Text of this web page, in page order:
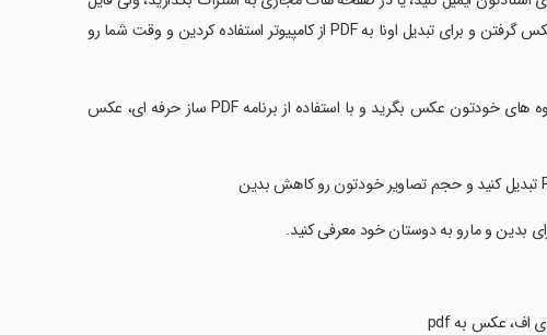
خودتون رو به صورت PDF در اختیار ندارین و از جزو و جواب تمریناتون عکس گرفتن و برای تبدیل اونا به PDF از کامپیوتر استفاده کردین و وقت شما رو
‏برنامه PDF ساز حرفه ای این کار رو برای شما راحت کرده می تونید از جروه های خودتون عکس بگرید و با استفاده از برنامه PDF ساز حرفه ای، عکس